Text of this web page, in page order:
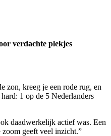
verdachte plekjes
zon, kreeg je een rode rug, en
1 op de 5 Nederlanders
daadwerkelijk actief was. Een
geeft veel inzicht.”